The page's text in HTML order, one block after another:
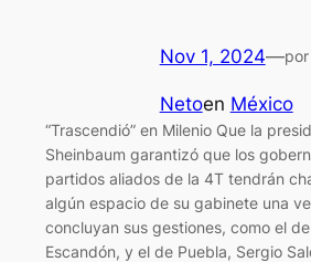
Nov 1, 2024—por
Netoen México
“Trascendió” en Milenio Que la
Sheinbaum garantizó que los
partidos aliados de la 4T tendrán
algún espacio de su gabinete una
concluyan sus gestiones, como el
Escandón, y el de Puebla, Sergio